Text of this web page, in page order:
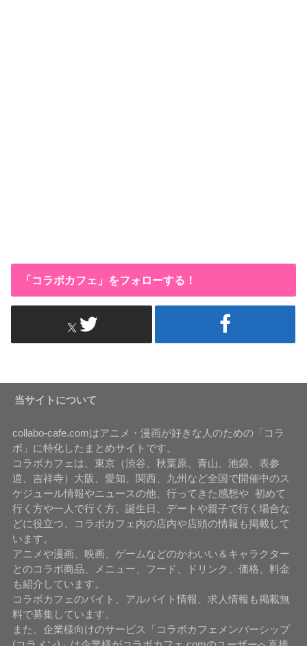
「コラボカフェ」をフォローする！
当サイトについて
collabo-cafe.comはアニメ・漫画が好きな人のための「コラ
ボ」に特化したまとめサイトです。
コラボカフェは、東京（渋谷、秋葉原、青山、池袋、表参
道、吉祥寺）大阪、愛知、関西、九州など全国で開催中のス
ケジュール情報やニュースの他、行ってきた感想や 初めて
行く方や一人で行く方、誕生日、デートや親子で行く場合な
どに役立つ、コラボカフェ内の店内や店頭の情報も掲載して
います。
アニメや漫画、映画、ゲームなどのかわいい＆キャラクター
とのコラボ商品、メニュー、フード、ドリンク、価格、料金
も紹介しています。
コラボカフェのバイト、アルバイト情報、求人情報も掲載無
料で募集しています。
また、企業様向けのサービス「コラボカフェメンバーシップ